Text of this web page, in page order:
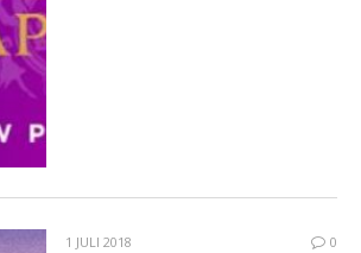
1 JULI 2018 0